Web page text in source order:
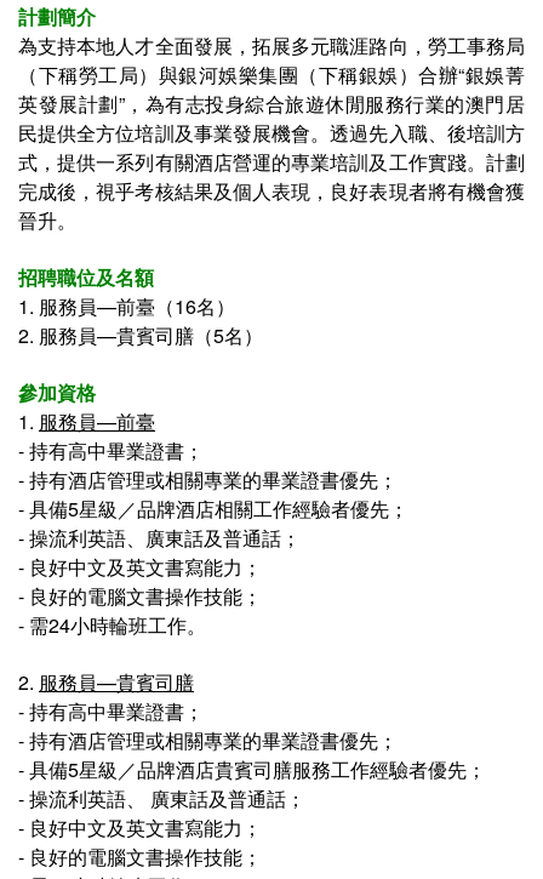
計劃簡介
為支持本地人才全面發展，拓展多元職涯路向，勞工事務局
（下稱勞工局）與銀河娛樂集團（下稱銀娛）合辦“銀娛菁
英發展計劃”，為有志投身綜合旅遊休閒服務行業的澳門居
民提供全方位培訓及事業發展機會。透過先入職、後培訓方
式，提供一系列有關酒店營運的專業培訓及工作實踐。計劃
完成後，視乎考核結果及個人表現，良好表現者將有機會獲
晉升。
招聘職位及名額
1. 服務員—前臺（16名）
2. 服務員—貴賓司膳（5名）
參加資格
1. 服務員—前臺
- 持有高中畢業證書；
- 持有酒店管理或相關專業的畢業證書優先；
- 具備5星級／品牌酒店相關工作經驗者優先；
- 操流利英語、廣東話及普通話；
- 良好中文及英文書寫能力；
- 良好的電腦文書操作技能；
- 需24小時輪班工作。
2. 服務員—貴賓司膳
- 持有高中畢業證書；
- 持有酒店管理或相關專業的畢業證書優先；
- 具備5星級／品牌酒店貴賓司膳服務工作經驗者優先；
- 操流利英語、 廣東話及普通話；
- 良好中文及英文書寫能力；
- 良好的電腦文書操作技能；